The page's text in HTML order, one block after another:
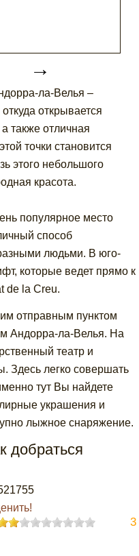
→
ла-Велья –
открывается
также отличная
точки становится
этого небольшого
красота.
популярное место
способ
людьми. В юго-
которые ведет прямо к
de la Creu.
отправным пунктом
Андорра-ла-Велья. На
театр и
Здесь легко совершать
тут Вы найдете
украшения и
лыжное снаряжение.
добраться
3